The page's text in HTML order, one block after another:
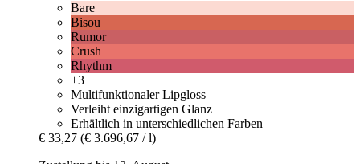
Bare
Bisou
Rumor
Crush
Rhythm
+3
Multifunktionaler Lipgloss
Verleiht einzigartigen Glanz
Erhältlich in unterschiedlichen Farben
€ 33,27 (€ 3.696,67 / l)